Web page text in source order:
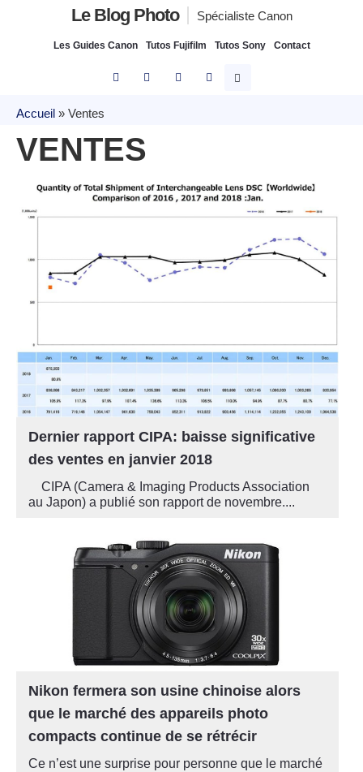
Le Blog Photo Spécialiste Canon
Les Guides Canon Tutos Fujifilm Tutos Sony Contact
Accueil » Ventes
VENTES
Dernier rapport CIPA: baisse significative
des ventes en janvier 2018
CIPA (Camera & Imaging Products Association
au Japon) a publié son rapport de novembre....
Nikon fermera son usine chinoise alors
que le marché des appareils photo
compacts continue de se rétrécir
Ce n’est une surprise pour personne que le marché